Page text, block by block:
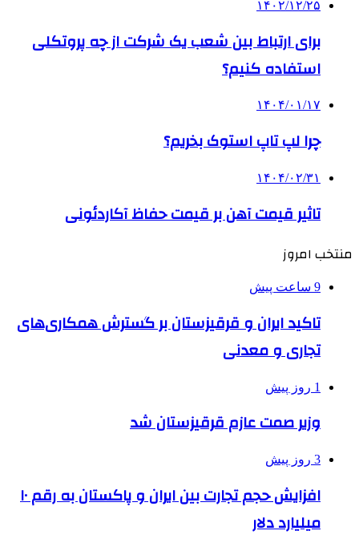
۱۴۰۲/۱۲/۲۵
برای ارتباط بین شعب یک شرکت از چه پروتکلی
استفاده کنیم؟
۱۴۰۴/۰۱/۱۷
چرا لپ تاپ استوک بخریم؟
۱۴۰۴/۰۲/۳۱
تاثیر قیمت آهن بر قیمت حفاظ آکاردئونی
منتخب امروز
9 ساعت پیش
تاکید ایران و قرقیزستان بر گسترش همکاری‌های
تجاری و معدنی
1 روز پیش
وزیر صمت عازم قرقیزستان شد
3 روز پیش
افزایش حجم تجارت بین ایران و پاکستان به رقم ۱۰
میلیارد دلار